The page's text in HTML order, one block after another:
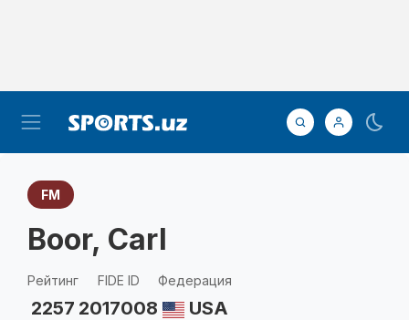
FM
Boor, Carl
Рейтинг
2257
FIDE ID
2017008
Федерация
USA